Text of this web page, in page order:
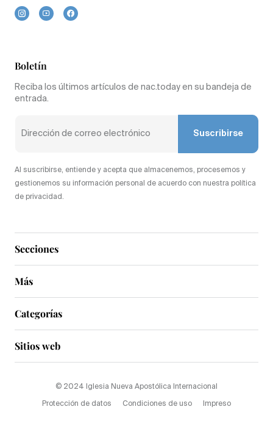
Secciones
Más
Boletín
Reciba los últimos artículos de nac.today en su bandeja de
entrada.
Suscribirse
Al suscribirse, entiende y acepta que almacenemos, procesemos y
gestionemos su información personal de acuerdo con nuestra política
de privacidad.
Categorías
Sitios web
© 2024 Iglesia Nueva Apostólica Internacional
Protección de datos Condiciones de uso Impreso